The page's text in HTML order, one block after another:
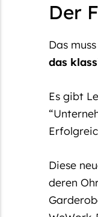
Der
Das
das
Es gibt
Diese
deren